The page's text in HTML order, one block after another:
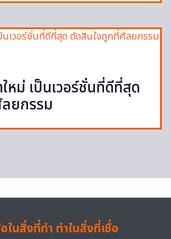
ใหม่ เป็นเวอร์ชั่นที่ดีที่สุด
ยกรรม
ในสิ่งที่ทำ ทำในสิ่งที่เชื่อ